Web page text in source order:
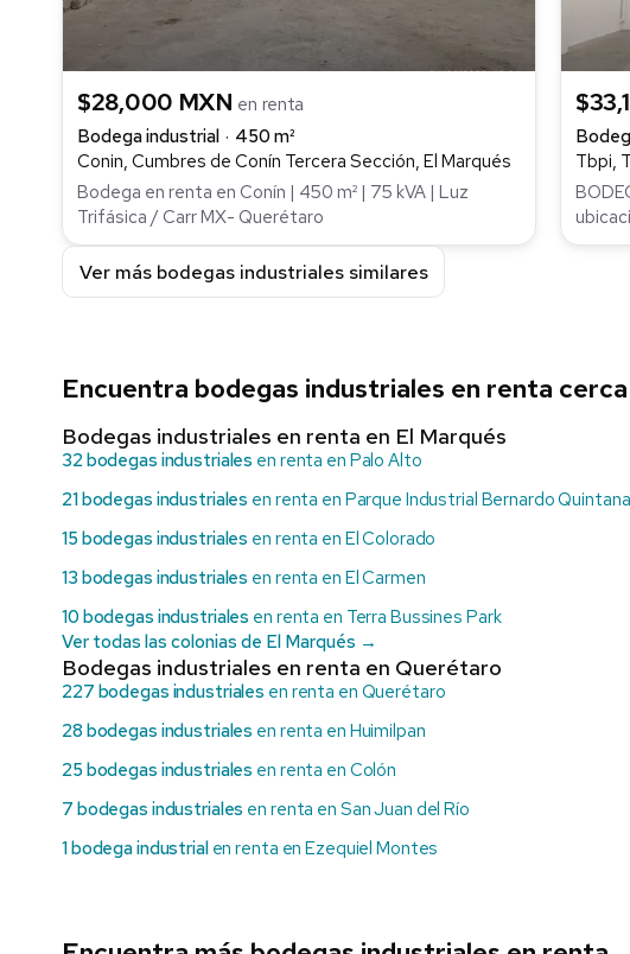
$28,000 MXN en renta
Bodega industrial
450 m²
Conin, Cumbres de Conín Tercera Sección, El Marqués
Bodega en renta en Conín | 450 m² | 75 kVA | Luz
Trifásica / Carr MX- Querétaro
Tbpi,
Ver más bodegas industriales similares
Encuentra bodegas industriales en renta
Bodegas industriales en renta en El Marqués
32 bodegas industriales en renta en Palo Alto
21 bodegas industriales en renta en Parque Industrial Bernardo Quintana
15 bodegas industriales en renta en El Colorado
13 bodegas industriales en renta en El Carmen
10 bodegas industriales en renta en Terra Bussines Park
Ver todas las colonias de El Marqués →
Bodegas industriales en renta en Querétaro
227 bodegas industriales en renta en Querétaro
28 bodegas industriales en renta en Huimilpan
25 bodegas industriales en renta en Colón
7 bodegas industriales en renta en San Juan del Río
1 bodega industrialen renta en Ezequiel Montes